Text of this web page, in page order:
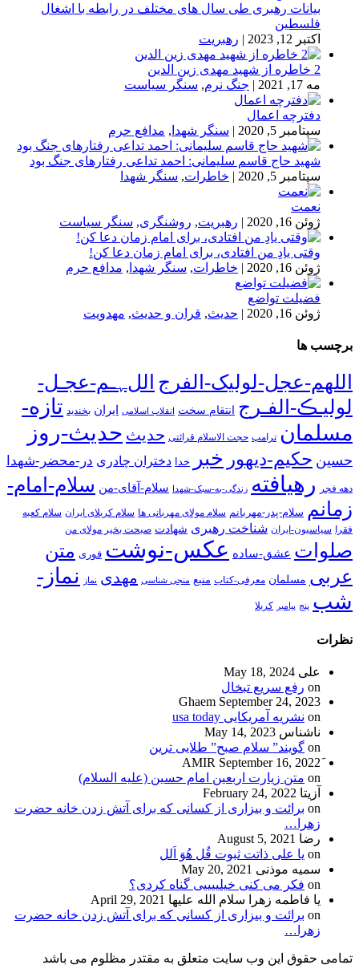
بیانات رهبری طی سال های مختلف در رابطه با اشغال
فلسطین
اکتبر 12, 2023
| رهبریت
2 خاطره از شهید مهدی زین الدین
مه 17, 2021
| جنگ نرم, سنگر سیاست
دفترچه اعمال
سپتامبر 5, 2020
| سنگر شهدا , مدافع حرم
شهید حاج قاسم سلیمانی: احمد تداعی رفتارهای جنگ بود
سپتامبر 5, 2020
| خاطرات, سنگر شهدا
نعمت
ژوئن 16, 2020
| رهبریت, روشنگری, سنگر سیاست
وقتی یادِ من افتادی، برای امام زمان دعا کن!
ژوئن 16, 2020
| خاطرات, سنگر شهدا , مدافع حرم
فضیلت تواضع
ژوئن 16, 2020
| حدیث, قران و حدیث, مهدویت
برچسب ها
اللهم-عجل-لولیک-الفرج اللﮩـم-عجـل-
لولیـڪ-الفـرج انتقام سخت انقلاب اسلامی ایران بخندید تازه-
مسلمان ترامپ حجت الاسلام قرائتی حدیث حدیث-روز
حسین حکیم-دیهور خبر خدا دختران چادری در-محضر-شهدا
دهه فجر رهیافته زندگی-به-سبک-شهدا سلام-آقای-من سلام-امام-
زمانم سلام-پدر-مهربانم سلام مولای مهربانی ها سلام کربلای ایران سلام کعبه
فقرا
سیاسیون-ایران شناخت رهبری شهادت صبحت بخیر مولای من
صلوات عشق-ساده عکس-نوشت فوری متن
عربی مسلمان معرفی-کتاب منبع منجی شناسی مهدی نماز
نماز-
شب پنج پیامبر کربلا
نظرات
علی May 18, 2024
on رفع سریع تبخال
Ghaem September 24, 2023
on نشریه آمریکایی usa today
ناشناس May 14, 2023
on گویند” سلام صبح” طلایی ترین
September 16, 2022
on متن زیارت اربعین امام حسین (علیه السلام)
آزیتا February 24, 2022
on برائت و بیزاری از کسانی که برای آتش زدن خانه حضرت
زهرا…
رضا August 5, 2021
on یا علی ذاتت ثبوت قُل هُوَ اَلل
سمیه موذنی May 20, 2021
on فکر می کنی خیلییییی گناه کردی؟
یا فاطمه زهرا سلام الله علیها April 29, 2021
on برائت و بیزاری از کسانی که برای آتش زدن خانه حضرت
زهرا…
تمامی حقوق این وب سایت متعلق به مقتدر مظلوم می باشد